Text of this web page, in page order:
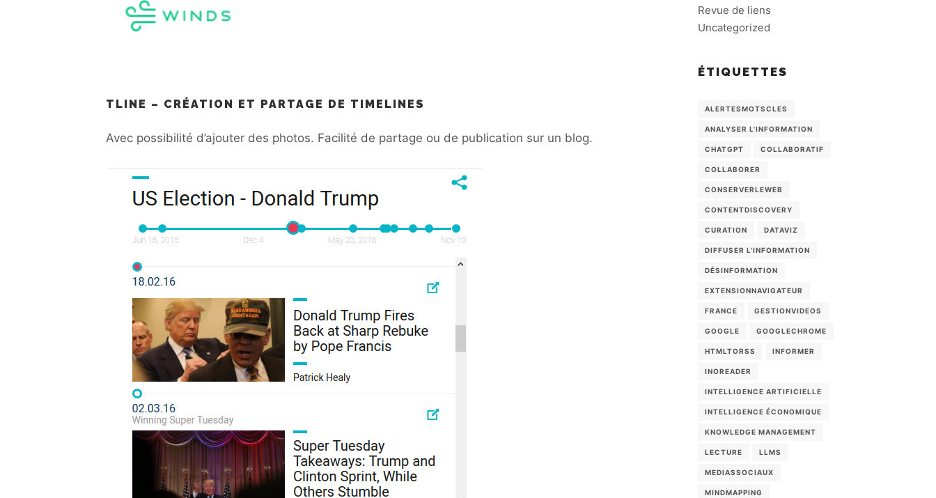
TLINE – CRÉATION ET PARTAGE DE TIMELINES
Avec possibilité d’ajouter des photos. Facilité de partage ou de publication sur un blog.
Revue de liens
Uncategorized
ÉTIQUETTES
ALERTESMOTSCLES
ANALYSER L'INFORMATION
CHATGPT COLLABORATIF
COLLABORER
CONSERVERLEWEB
CONTENTDISCOVERY
CURATION DATAVIZ
DIFFUSER L'INFORMATION
DÉSINFORMATION
EXTENSIONNAVIGATEUR
FRANCE GESTIONVIDEOS
GOOGLE GOOGLECHROME
HTMLTORSS INFORMER
INOREADER
INTELLIGENCE ARTIFICIELLE
INTELLIGENCE ÉCONOMIQUE
KNOWLEDGE MANAGEMENT
LECTURE LLMS
MEDIASSOCIAUX
MINDMAPPING